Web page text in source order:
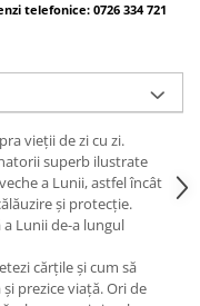
telefonice: 0726 334 721
vieții de zi cu zi.
superb ilustrate
a Lunii, astfel încât
și protecție.
Lunii de-a lungul
cărțile și cum să
prezice viață. Ori de